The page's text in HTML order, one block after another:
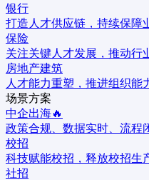
银行
打造人才供应链，持续保障
保险
关注关键人才发展，推动行
房地产建筑
人才能力重塑，推进组织能
场景方案
中企出海🔥
政策合规、数据实时、流程
校招
科技赋能校招，释放校招生
社招